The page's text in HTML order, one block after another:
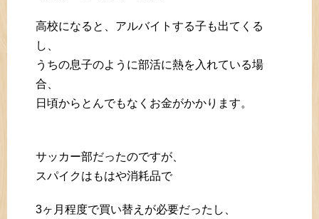
高校になると、アルバイトする子も出てくる
し、
うちの息子のように部活に熱を入れている場
合、
日頃からとんでもなくお金がかかります。
サッカー部だったのですが、
スパイクはもはや消耗品で
3ヶ月程度で買い替えが必要だったし、